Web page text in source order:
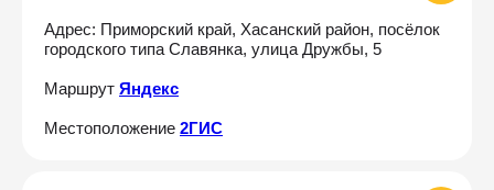
Адрес: Приморский край, Хасанский район, посёлок
городского типа Славянка, улица Дружбы, 5
Маршрут Яндекс
Местоположение 2ГИС